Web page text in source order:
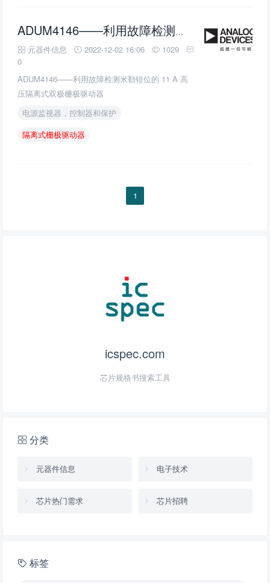
ADUM4146——利用故障检测米勒钳位的 11 A 高压隔离式双极栅极驱动器
元器件信息
2022-12-02 16:06
1029
0
ADUM4146——利用故障检测米勒钳位的 11 A 高
压隔离式双极栅极驱动器
电源监视器，控制器和保护
隔离式栅极驱动器
1
icspec.com
芯片规格书搜索工具
分类
元器件信息 电子技术
芯片热门需求 芯片招聘
标签